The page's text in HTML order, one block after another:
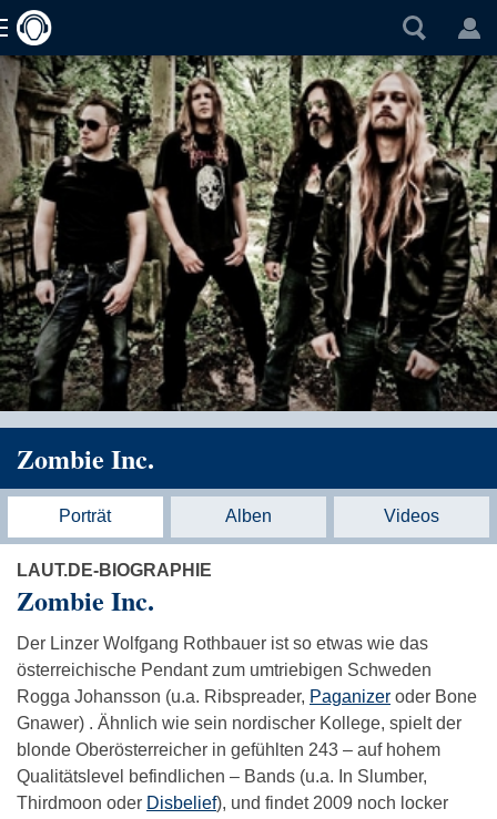
Zombie Inc.
Porträt Alben Videos
LAUT.DE-BIOGRAPHIE
Zombie Inc.
Der Linzer Wolfgang Rothbauer ist so etwas wie das
österreichische Pendant zum umtriebigen Schweden
Rogga Johansson (u.a. Ribspreader, Paganizer oder Bone
Gnawer) . Ähnlich wie sein nordischer Kollege, spielt der
blonde Oberösterreicher in gefühlten 243 – auf hohem
Qualitätslevel befindlichen – Bands (u.a. In Slumber,
Thirdmoon oder Disbelief), und findet 2009 noch locker